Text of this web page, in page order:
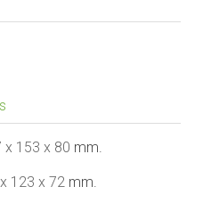
x 153 x 80 mm.
123 x 72 mm.